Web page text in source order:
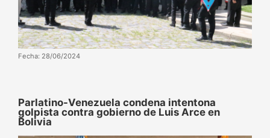
Fecha: 28/06/2024
Parlatino-Venezuela condena intentona
golpista contra gobierno de Luis Arce en
Bolivia